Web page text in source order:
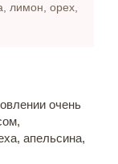
лимон, орех,
очень
апельсина,